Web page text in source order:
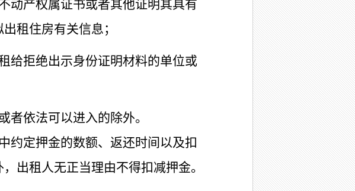
动产权属证书或者其他证明其具有
租住房有关信息；
给拒绝出示身份证明材料的单位或
者依法可以进入的除外。
定押金的数额、返还时间以及扣
出租人无正当理由不得扣减押金。